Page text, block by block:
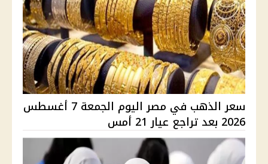
سعر الذهب في مصر اليوم الجمعة 7 أغسطس
2026 بعد تراجع عيار 21 أمس